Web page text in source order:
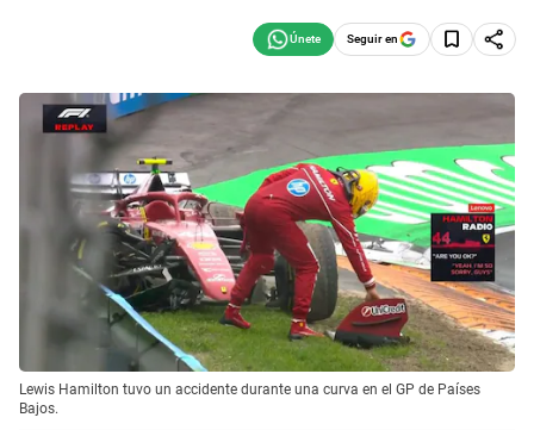
Seguir en
Lewis Hamilton tuvo un accidente durante una curva en el GP de Países
Bajos.